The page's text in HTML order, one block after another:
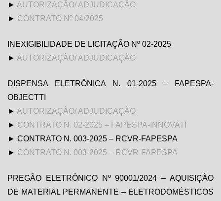
► AUTORIZAÇÃO/ ADJUDICAÇÃO
► CONTRATO Nº 04/2025
INEXIGIBILIDADE DE LICITAÇÃO Nº 02-2025
► AUTORIZAÇÃO/ ADJUDICAÇÃO
DISPENSA ELETRÔNICA N. 01-2025 – FAPESPA-
OBJECTTI
► AUTORIZAÇÃO/ ADJUDICAÇÃO
► CONTRATO N. 02-2025 – FAPESPA-INNOVATI
► CONTRATO N. 003-2025 – RCVR-FAPESPA
► CONTRATO N. 003-2025 – RCVR-FAPESPA
PREGÃO ELETRÔNICO Nº 90001/2024 – AQUISIÇÃO
DE MATERIAL PERMANENTE – ELETRODOMÉSTICOS